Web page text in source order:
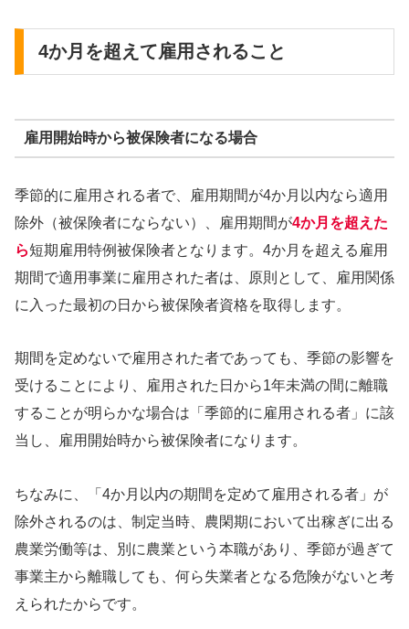
4か月を超えて雇用されること
雇用開始時から被保険者になる場合
季節的に雇用される者で、雇用期間が4か月以内なら適用
除外（被保険者にならない）、雇用期間が4か月を超えた
ら短期雇用特例被保険者となります。4か月を超える雇用
期間で適用事業に雇用された者は、原則として、雇用関係
に入った最初の日から被保険者資格を取得します。
期間を定めないで雇用された者であっても、季節の影響を
受けることにより、雇用された日から1年未満の間に離職
することが明らかな場合は「季節的に雇用される者」に該
当し、雇用開始時から被保険者になります。
ちなみに、「4か月以内の期間を定めて雇用される者」が
除外されるのは、制定当時、農閑期において出稼ぎに出る
農業労働等は、別に農業という本職があり、季節が過ぎて
事業主から離職しても、何ら失業者となる危険がないと考
えられたからです。